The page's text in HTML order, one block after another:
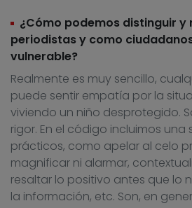
¿Cómo podemos distinguir y
periodistas y como
vulnerable?
Realmente es muy sencillo,
puede sentir empatía por la
viviendo un niño desprotegido.
rigor. En el código incluimos una
prácticos, como apelar al celo
magnificar ni alarmar,
resaltar lo positivo antes que lo
la información, etc. Son, en